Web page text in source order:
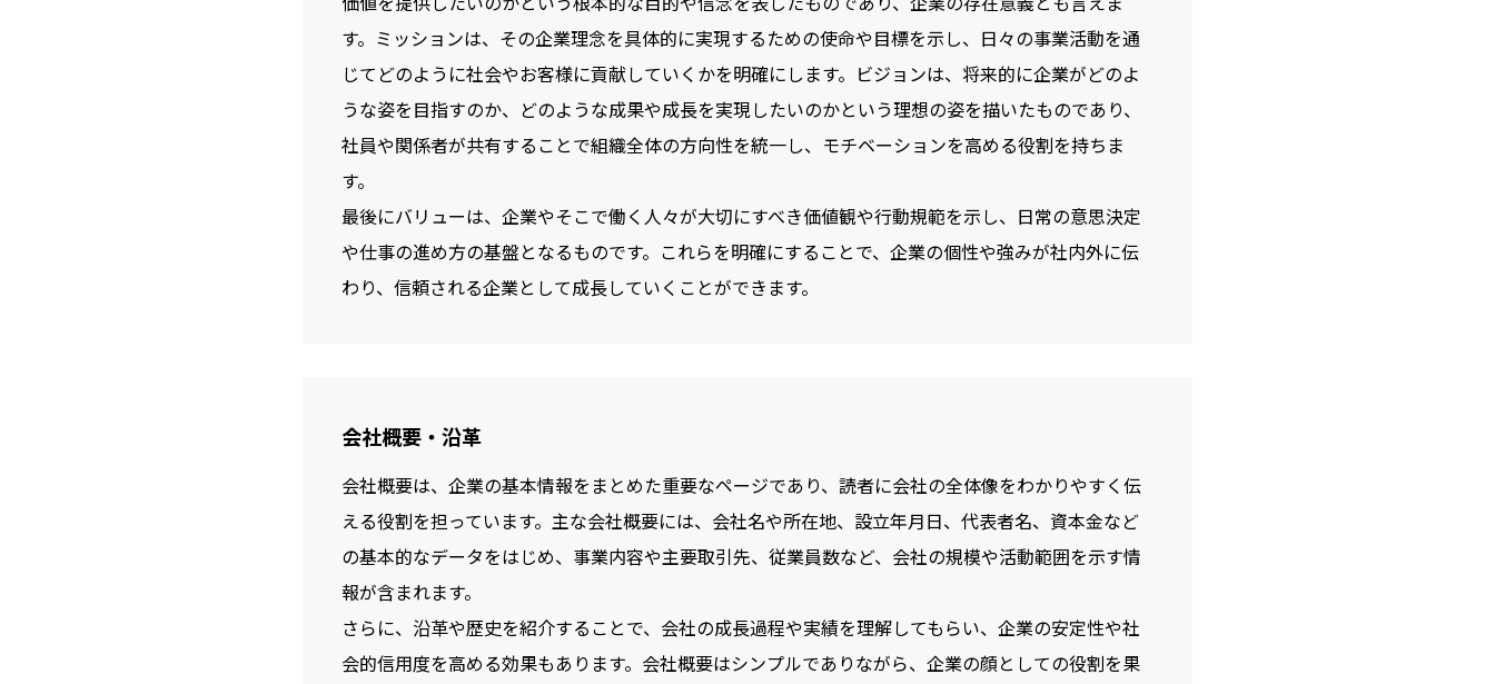
す。ミッションは、その企業理念を具体的に実現するための使命や目標を示し、日々の事業活動を通
じてどのように社会やお客様に貢献していくかを明確にします。ビジョンは、将来的に企業がどのよ
うな姿を目指すのか、どのような成果や成長を実現したいのかという理想の姿を描いたものであり、
社員や関係者が共有することで組織全体の方向性を統一し、モチベーションを高める役割を持ちま
す。
最後にバリューは、企業やそこで働く人々が大切にすべき価値観や行動規範を示し、日常の意思決定
や仕事の進め方の基盤となるものです。これらを明確にすることで、企業の個性や強みが社内外に伝
わり、信頼される企業として成長していくことができます。
会社概要・沿革
会社概要は、企業の基本情報をまとめた重要なページであり、読者に会社の全体像をわかりやすく伝
える役割を担っています。主な会社概要には、会社名や所在地、設立年月日、代表者名、資本金など
の基本的なデータをはじめ、事業内容や主要取引先、従業員数など、会社の規模や活動範囲を示す情
報が含まれます。
さらに、沿革や歴史を紹介することで、会社の成長過程や実績を理解してもらい、企業の安定性や社
会的信用度を高める効果もあります。会社概要はシンプルでありながら、企業の顔としての役割を果